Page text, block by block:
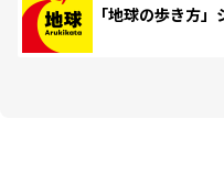
「地球の歩き方